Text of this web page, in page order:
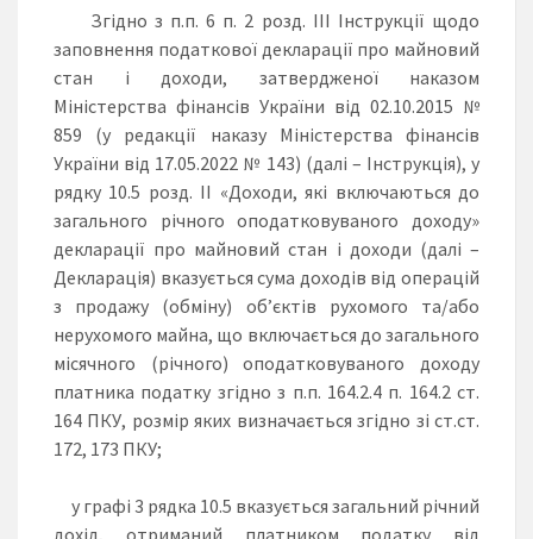
Згідно з п.п. 6 п. 2 розд. ІІІ Інструкції щодо
заповнення податкової декларації про майновий
стан і доходи, затвердженої наказом
Міністерства фінансів України від 02.10.2015 №
859 (у редакції наказу Міністерства фінансів
України від 17.05.2022 № 143) (далі – Інструкція), у
рядку 10.5 розд. II «Доходи, які включаються до
загального річного оподатковуваного доходу»
декларації про майновий стан і доходи (далі –
Декларація) вказується сума доходів від операцій
з продажу (обміну) об’єктів рухомого та/або
нерухомого майна, що включається до загального
місячного (річного) оподатковуваного доходу
платника податку згідно з п.п. 164.2.4 п. 164.2 ст.
164 ПКУ, розмір яких визначається згідно зі ст.ст.
172, 173 ПКУ;
у графі 3 рядка 10.5 вказується загальний річний
дохід, отриманий платником податку від